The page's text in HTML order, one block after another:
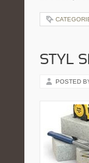
STYL
POSTED